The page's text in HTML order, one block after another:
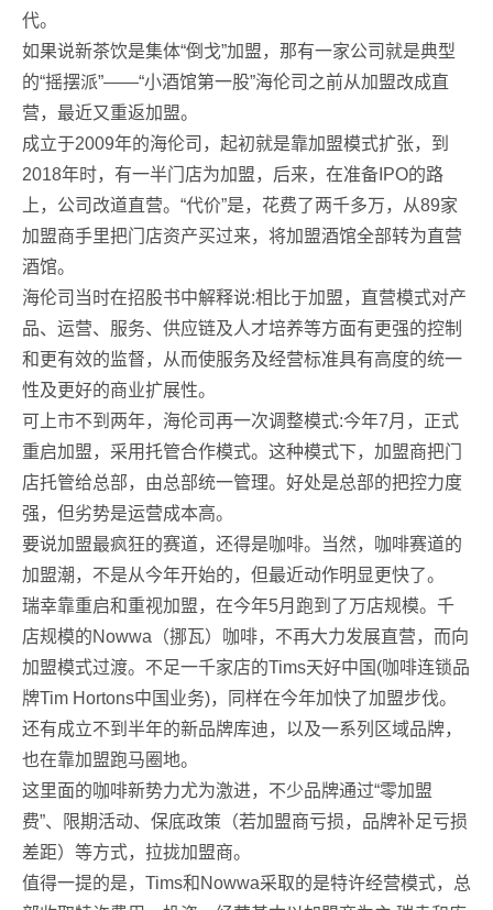
代。
如果说新茶饮是集体“倒戈”加盟，那有一家公司就是典型
的“摇摆派”——“小酒馆第一股”海伦司之前从加盟改成直
营，最近又重返加盟。
成立于2009年的海伦司，起初就是靠加盟模式扩张，到
2018年时，有一半门店为加盟，后来，在准备IPO的路
上，公司改道直营。“代价”是，花费了两千多万，从89家
加盟商手里把门店资产买过来，将加盟酒馆全部转为直营
酒馆。
海伦司当时在招股书中解释说:相比于加盟，直营模式对产
品、运营、服务、供应链及人才培养等方面有更强的控制
和更有效的监督，从而使服务及经营标准具有高度的统一
性及更好的商业扩展性。
可上市不到两年，海伦司再一次调整模式:今年7月，正式
重启加盟，采用托管合作模式。这种模式下，加盟商把门
店托管给总部，由总部统一管理。好处是总部的把控力度
强，但劣势是运营成本高。
要说加盟最疯狂的赛道，还得是咖啡。当然，咖啡赛道的
加盟潮，不是从今年开始的，但最近动作明显更快了。
瑞幸靠重启和重视加盟，在今年5月跑到了万店规模。千
店规模的Nowwa（挪瓦）咖啡，不再大力发展直营，而向
加盟模式过渡。不足一千家店的Tims天好中国(咖啡连锁品
牌Tim Hortons中国业务)，同样在今年加快了加盟步伐。
还有成立不到半年的新品牌库迪，以及一系列区域品牌，
也在靠加盟跑马圈地。
这里面的咖啡新势力尤为激进，不少品牌通过“零加盟
费”、限期活动、保底政策（若加盟商亏损，品牌补足亏损
差距）等方式，拉拢加盟商。
值得一提的是，Tims和Nowwa采取的是特许经营模式，总